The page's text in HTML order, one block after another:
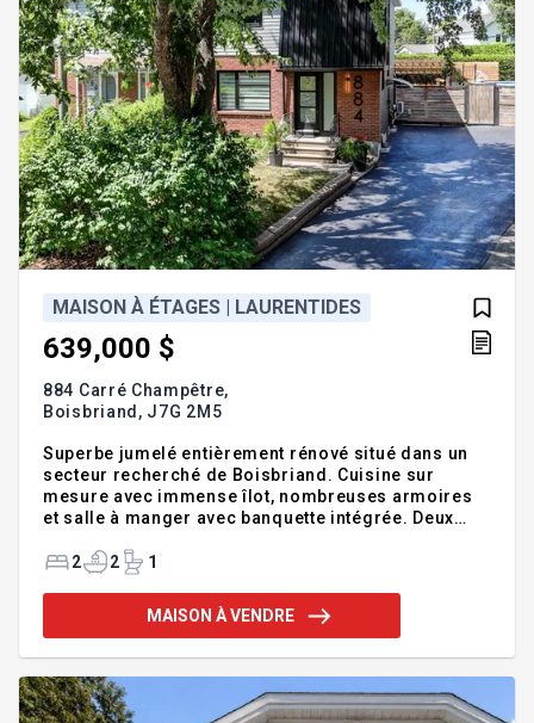
MAISON À ÉTAGES | LAURENTIDES
639,000 $
884 Carré Champêtre,
Boisbriand, J7G 2M5
Superbe jumelé entièrement rénové situé dans un
secteur recherché de Boisbriand. Cuisine sur
mesure avec immense îlot, nombreuses armoires
et salle à manger avec banquette intégrée. Deux
principale avec immense walk-in avec fenêtre. Deux
d'eau et sous-sol aménagé avec possibilité d'une
3e chambre. Cour clôturée avec terrasse couverte,
Coup de coeur assuré! Une propriété où le design
contemporain, la qualité
2 2 1
MAISON À VENDRE